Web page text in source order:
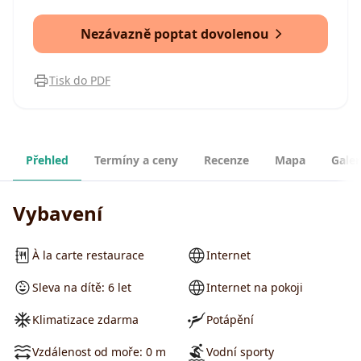
Nezávazně poptat dovolenou
Tisk do PDF
Přehled Termíny a ceny Recenze Mapa
Vybavení
À la carte restaurace
Sleva na dítě: 6 let
Klimatizace zdarma
Vzdálenost od moře: 0 m
Internet
Internet na pokoji
Potápění
Vodní sporty